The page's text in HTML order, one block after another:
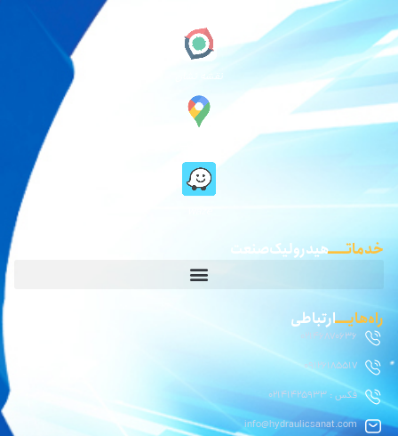
نقشه نشان
خدماتـــــهیدرولیک صنعت
راه‌هایــــارتباطی
02146870636
09126185517
فکس : 02141425933
info@hydraulicsanat.com